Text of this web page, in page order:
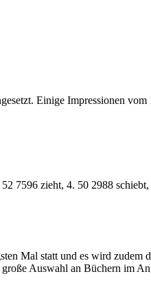
Einige Impressionen vom
7596 zieht, 4. 50 2988
Mal statt und es wird zudem
Auswahl an Büchern im